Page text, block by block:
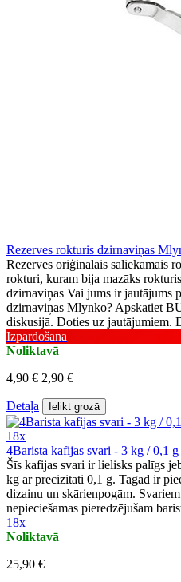
Rezerves rokturis dzirnaviņas
Rezerves oriģinālais saliekamais
rokturi, kuram bija mazāks
dzirnaviņas Vai jums ir jautājums
dzirnaviņas Mlynko? Apskatiet
diskusijā. Doties uz jautājumiem.
Izpārdošana
Noliktavā
4,90 € 2,90 €
Detaļa Ielikt grozā
18x
4Barista kafijas svari - 3 kg / 0,1 g
Šīs kafijas svari ir lielisks palīgs
kg ar precizitāti 0,1 g. Tagad ir
dizainu un skārienpogām.
nepieciešamas pieredzējušam
18x
Noliktavā
25,90 €